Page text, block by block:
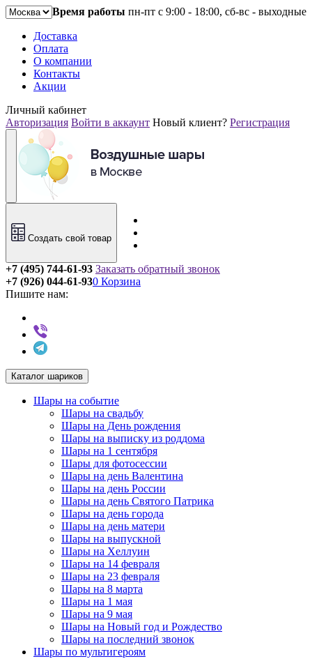
Время работы пн-пт с 9:00 - 18:00, сб-вс - выходные
Доставка
Оплата
О компании
Контакты
Акции
Личный кабинет
Авторизация Войти в аккаунт Новый клиент? Регистрация
Создать свой товар
+7 (495) 744-61-93 Заказать обратный звонок
+7 (926) 044-61-93
Пишите нам:
0 Корзина
Каталог шариков
Шары на событие
Шары на свадьбу
Шары на День рождения
Шары на выписку из роддома
Шары на 1 сентября
Шары для фотосессии
Шары на день Валентина
Шары на день России
Шары на день Святого Патрика
Шары на день города
Шары на день матери
Шары на выпускной
Шары на Хеллуин
Шары на 14 февраля
Шары на 23 февраля
Шары на 8 марта
Шары на 1 мая
Шары на 9 мая
Шары на Новый год и Рождество
Шары на последний звонок
Шары по мультигероям